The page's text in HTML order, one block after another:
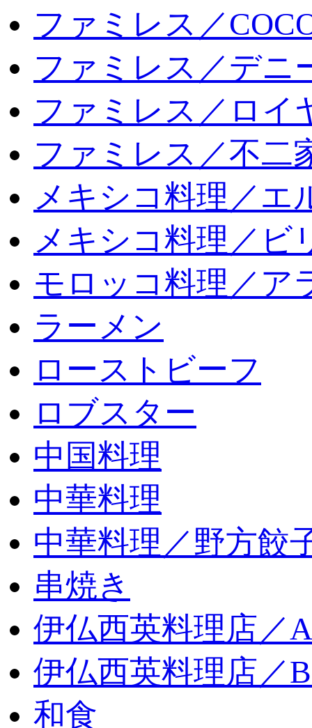
ファミレス／
ファミレス／デニ
ファミレス／ロイ
ファミレス／不二
メキシコ料理／エ
メキシコ料理／ビ
モロッコ料理／ア
ラーメン
ローストビーフ
ロブスター
中国料理
中華料理
中華料理／野方餃
串焼き
伊仏西英料理店／
伊仏西英料理店／
和食